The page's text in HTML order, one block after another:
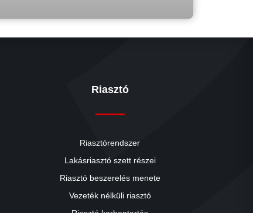
Riasztó
Riasztórendszer
Lakásriasztó szett részei
Riasztó beszerelés menete
Vezeték nélküli riasztó